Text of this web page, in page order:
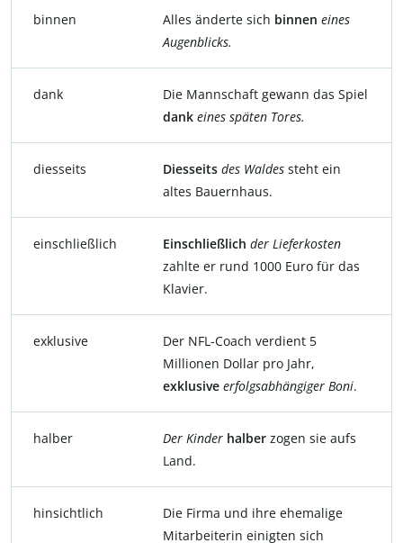
binnen Alles änderte sich binnen eines
Augenblicks.
dank
Die Mannschaft gewann das Spiel
dank eines späten Tores.
diesseits Diesseits des Waldes steht ein
altes Bauernhaus.
einschließlich Einschließlich der Lieferkosten
zahlte er rund 1000 Euro für das
Klavier.
exklusive
Der NFL-Coach verdient 5
Millionen Dollar pro Jahr,
exklusive erfolgsabhängiger Boni.
halber Der Kinder halber zogen sie aufs
Land.
hinsichtlich Die Firma und ihre ehemalige
Mitarbeiterin einigten sich